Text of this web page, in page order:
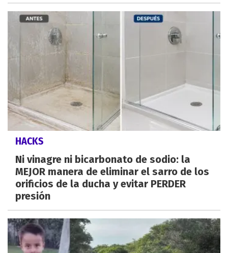
HACKS
Ni vinagre ni bicarbonato de sodio: la
MEJOR manera de eliminar el sarro de los
orificios de la ducha y evitar PERDER
presión